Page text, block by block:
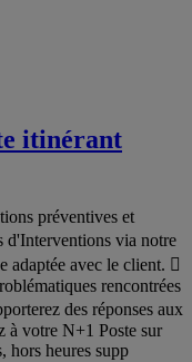
itinérant
préventives et
d'Interventions via notre
avec le client. 
rencontrées
des réponses aux
à votre N+1 Poste sur
hors heures supp